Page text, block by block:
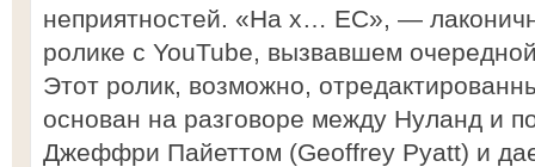
неприятностей. «На х… ЕС», —
ролике с YouTube, вызвавшем
Этот ролик, возможно,
основан на разговоре между Нуланд и
Джеффри Пайеттом (Geoffrey Pyatt) и